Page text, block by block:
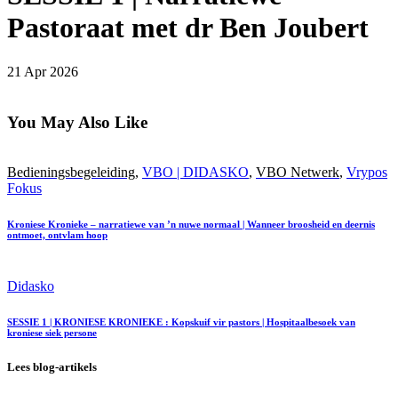
Pastoraat met dr Ben Joubert
21 Apr 2026
You May Also Like
Bedieningsbegeleiding, VBO | DIDASKO, VBO Netwerk, Vrypos
Fokus
Kroniese Kronieke – narratiewe van ’n nuwe normaal | Wanneer broosheid en deernis
ontmoet, ontvlam hoop
Didasko
SESSIE 1 | KRONIESE KRONIEKE : Kopskuif vir pastors | Hospitaalbesoek van
kroniese siek persone
Lees blog-artikels